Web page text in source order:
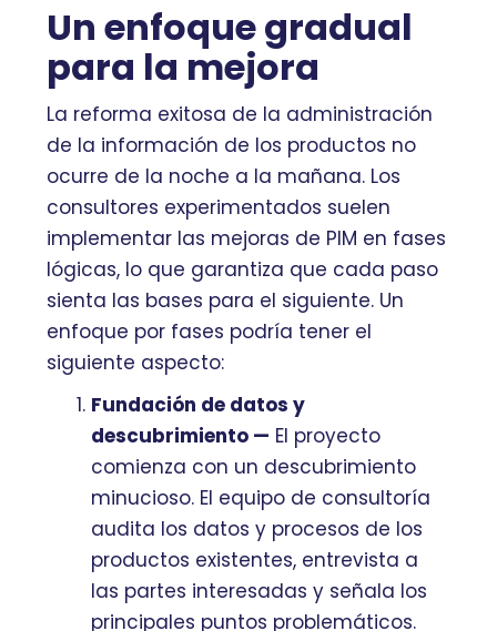
Un enfoque gradual
para la mejora
La reforma exitosa de la administración
de la información de los productos no
ocurre de la noche a la mañana. Los
consultores experimentados suelen
implementar las mejoras de PIM en fases
lógicas, lo que garantiza que cada paso
sienta las bases para el siguiente. Un
enfoque por fases podría tener el
siguiente aspecto:
Fundación de datos y
descubrimiento — El proyecto
comienza con un descubrimiento
minucioso. El equipo de consultoría
audita los datos y procesos de los
productos existentes, entrevista a
las partes interesadas y señala los
principales puntos problemáticos.